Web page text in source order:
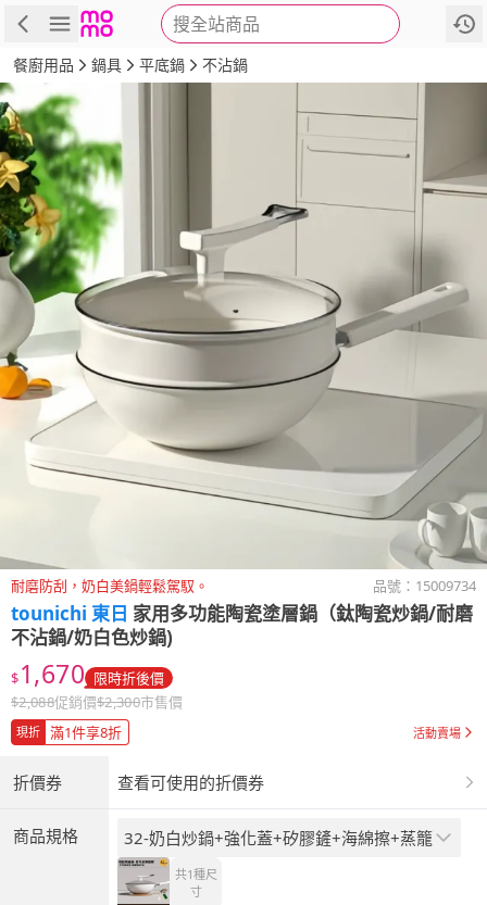
搜全站商品
商品 評價 詳情
餐廚用品 鍋具 平底鍋 不沾鍋
耐磨防刮，奶白美鍋輕鬆駕馭。 品號： 15009734
tounichi 東日 家用多功能陶瓷塗層鍋（鈦陶瓷炒鍋/耐磨
不沾鍋/奶白色炒鍋)
$1,670 限時折後價
$2,088促銷價$2,300市售價
現折 滿1件享8折 活動賣場
折價券 查看可使用的折價券
商品規格 32-奶白炒鍋+強化蓋+矽膠鏟+海綿擦+蒸籠
共1種尺
寸